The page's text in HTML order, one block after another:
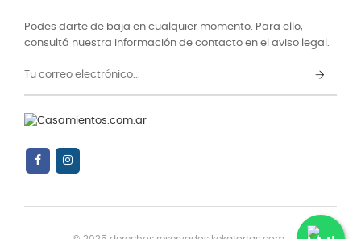
Podes darte de baja en cualquier momento. Para ello,
consultá nuestra información de contacto en el aviso legal.